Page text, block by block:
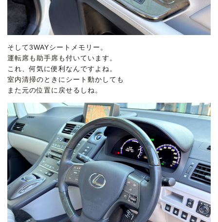
そして3WAYシートメモリー。
運転席も助手席も付いています。
これ、何気に便利なんですよね。
室内清掃のときにシート動かしても
また元の位置に戻せるしね。